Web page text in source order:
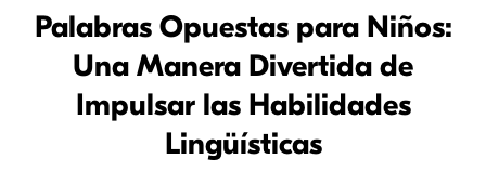
Palabras Opuestas para Niños:
Una Manera Divertida de
Impulsar las Habilidades
Lingüísticas